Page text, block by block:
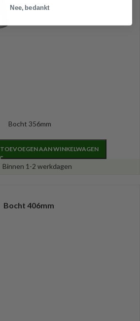
Bocht 356mm
TOEVOEGEN AAN WINKELWAGEN
Binnen 1-2 werkdagen
Bocht 406mm
Nee, bedankt